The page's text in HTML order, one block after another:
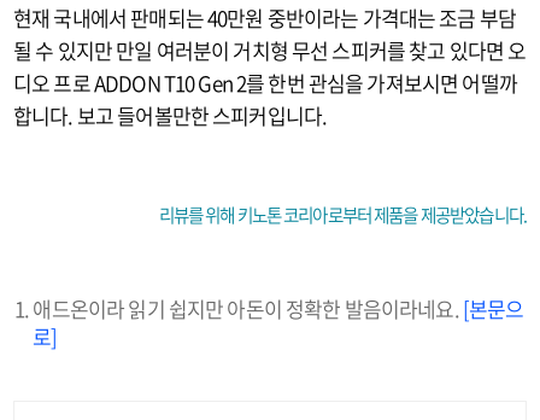
현재 국내에서 판매되는 40만원 중반이라는 가격대는 조금 부담
될 수 있지만 만일 여러분이 거치형 무선 스피커를 찾고 있다면 오
디오 프로 ADDON T10 Gen 2를 한번 관심을 가져보시면 어떨까
합니다. 보고 들어볼만한 스피커입니다.
리뷰를 위해 키노톤 코리아로부터 제품을 제공받았습니다.
애드온이라 읽기 쉽지만 아돈이 정확한 발음이라네요. [본문으
로]